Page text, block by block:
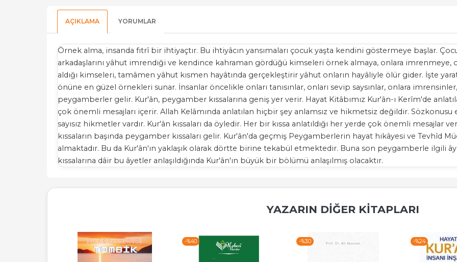
AÇIKLAMA YORUMLAR
Örnek alma, insanda fıtrî bir ihtiyaçtır. Bu ihtiyâcın yansımaları çocuk yaşta kendini göstermeye başlar.
arkadaşlarını yâhut imrendiği ve kendince kahraman gördüğü kimseleri örnek almaya, onlara imrenmeye,
aldığı kimseleri, tamâmen yâhut kısmen hayâtında gerçekleştirir yâhut onların hayâliyle ölür gider. İşte
önüne en güzel örnekleri sunar. İnsanlar öncelikle onları tanısınlar, onları sevip saysınlar, onlara
peygamberler gelir. Kur'ân, peygamber kıssalarına geniş yer verir. Hayat Kitâbımız Kur'ân-ı Kerîm'de
çok önemli mesajları içerir. Allah Kelâmında anlatılan hiçbir şey anlamsız ve hikmetsiz değildir.
sayısız hikmetler vardır. Kur'ân kıssaları da öyledir. Her bir kıssa anlatıldığı her yerde çok önemli mesajlar
kıssaların başında peygamber kıssaları gelir. Kur'ân'da geçmiş Peygamberlerin hayat hikâyesi ve Tevhîd
almaktadır. Bu da Kur'ân'ın yaklaşık olarak dörtte birine tekabül etmektedir. Buna son peygamberle ilgili
kıssalarına dâir bu âyetler anlaşıldığında Kur'ân'ın büyük bir bölümü anlaşılmış olacaktır.
YAZARIN DIĞER KITAPLARI
-%40 -%30 -%24